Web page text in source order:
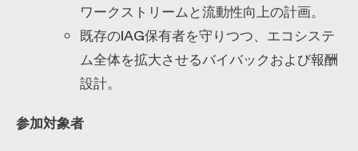
ワークストリームと流動性向上の計画。
​既存のIAG保有者を守りつつ、エコシステ
ム全体を拡大させるバイバックおよび報酬
設計。
参加対象者